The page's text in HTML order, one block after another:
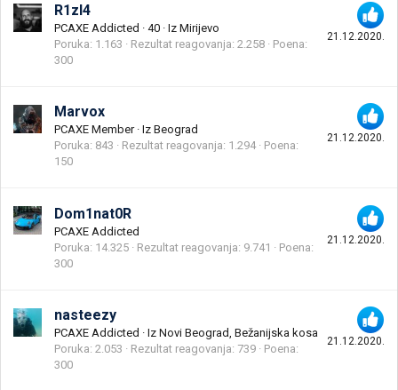
21.12.2020.
R1zl4
PCAXE Addicted · 40 · Iz Mirijevo
Poruka 1.163 Rezultat reagovanja 2.258
Poena
300
21.12.2020.
Marvox
PCAXE Member · Iz Beograd
Poruka 843 Rezultat reagovanja 1.294
Poena
150
21.12.2020.
Dom1nat0R
PCAXE Addicted
Poruka 14.325 Rezultat reagovanja 9.741
Poena
300
21.12.2020.
nasteezy
PCAXE Addicted · Iz Novi Beograd, Bežanijska kosa
Poruka 2.053 Rezultat reagovanja 739
Poena
300